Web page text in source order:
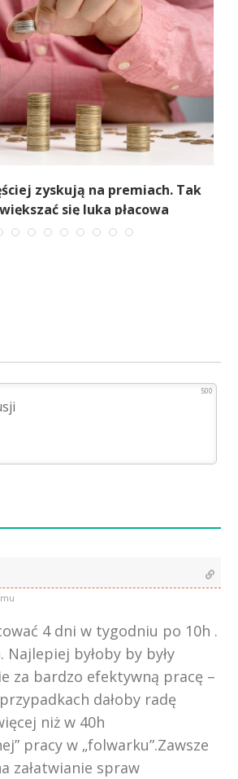
zyskują na premiach. Tak
się luka płacowa
500
4 dni w tygodniu po 10h .
Najlepiej byłoby by były
za bardzo efektywną pracę –
dałoby radę
niż w 40h
pracy w „folwarku”.Zawsze
załatwianie spraw